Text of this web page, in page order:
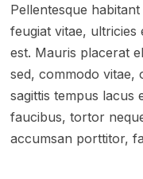
Pellentesque
feugiat vitae, ultricies
est. Mauris placerat
sed, commodo vitae,
sagittis tempus lacus
faucibus, tortor
accumsan porttitor,